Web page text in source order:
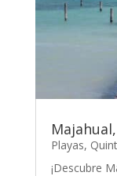
Playas,
¡Descubre